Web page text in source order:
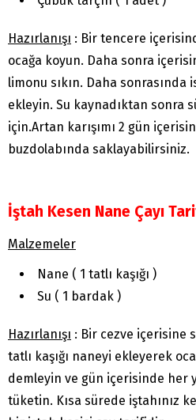
Hazırlanışı : Bir tencere
ocağa koyun. Daha sonra
limonu sıkın. Daha sonrasında
ekleyin. Su kaynadıktan sonra
için.Artan karışımı 2 gün
buzdolabında saklayabilirsiniz.
İştah Kesen Nane Çayı
Malzemeler
Nane ( 1 tatlı kaşığı )
Su ( 1 bardak )
Hazırlanışı : Bir cezve içerisine
tatlı kaşığı naneyi ekleyerek
demleyin ve gün içerisinde her
tüketin. Kısa sürede iştahınız